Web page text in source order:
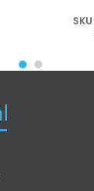
SKU